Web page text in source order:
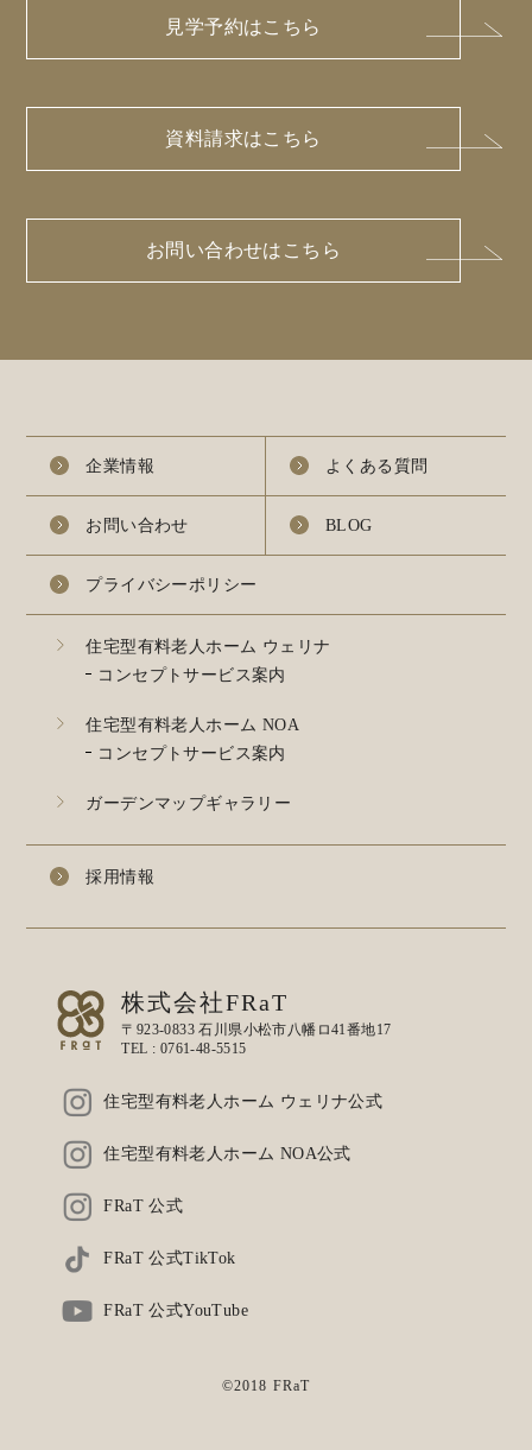
見学予約はこちら
資料請求はこちら
お問い合わせはこちら
株式会社FRaT
〒923-0833 石川県小松市八幡ロ41番地17
TEL : 0761-48-5515
住宅型有料老人ホーム ウェリナ公式
住宅型有料老人ホーム NOA公式
FRaT 公式
FRaT 公式TikTok
FRaT 公式YouTube
企業情報 よくある質問
お問い合わせ BLOG
プライバシーポリシー
住宅型有料老人ホーム ウェリナ
コンセプトサービス案内
住宅型有料老人ホーム NOA
コンセプトサービス案内
ガーデンマップギャラリー
採用情報
©2018 FRaT